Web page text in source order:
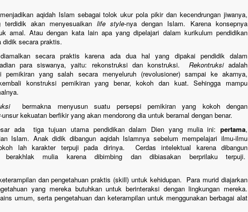
aqidah Islam sebagai tolok ukur pola pikir dan kecendrungan jiwanya,
terdidik akan menyesuaikan life style-nya dengan Islam. Karena konsepnya
amal. Atau dengan kata lain apa yang dipelajari dalam kurikulum pendidikan
didik secara praktis.
secara praktis karena ada dua hal yang dipakai pendidik dalam
para siswanya, yaitu: rekonstruksi dan konstruksi. Rekontruksiadalah
pemikiran yang salah secara menyeluruh (revolusioner) sampai ke akarnya,
konstruksi pemikiran yang benar, kokoh dan kuat. Sehingga mampu
bermakna menyusun suatu persepsi pemikiran yang kokoh dengan
kekuatan berfikir yang akan mendorong dia untuk beramal dengan benar.
ada tiga tujuan utama pendidikan dalam Dien yang mulia ini: pertama,
Islam. Anak didik dibangun aqidah Islamnya sebelum mempelajari ilmu-ilmu
lah karakter terpuji pada dirinya. Cerdas intelektual karena dibangun
berakhlak mulia karena dibimbing dan dibiasakan berprilaku terpuji.
dan pengetahuan praktis (skill) untuk kehidupan. Para murid diajarkan
yang mereka butuhkan untuk berinteraksi dengan lingkungan mereka.
umum, serta pengetahuan dan keterampilan untuk menggunakan berbagai alat